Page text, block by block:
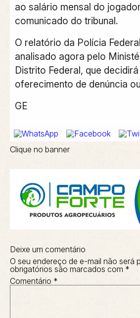
ao salário mensal do
comunicado do tribunal.
O relatório da Polícia
analisado agora pelo
Distrito Federal, que
oferecimento de denúncia
GE
Clique no banner
Deixe um comentário
O seu endereço de e-mail não será
obrigatórios são marcados com *
Comentário *